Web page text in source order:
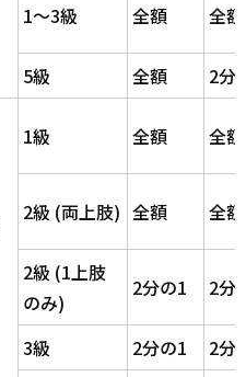
1～3級 全額 全額
5級 全額 2分
1級 全額 全額
2級 (両上肢) 全額 全額
2級 (1上肢
のみ)
2分の1 2分
3級 2分の1
2分